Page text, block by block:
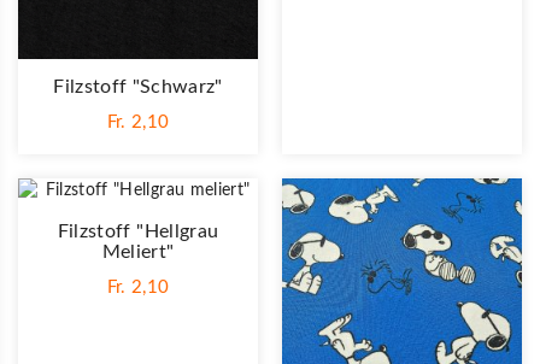
Filzstoff "Schwarz"
Fr. 2,10
Filzstoff "Hellgrau
Meliert"
Fr. 2,10